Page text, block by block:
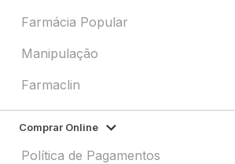
Farmácia Popular
Manipulação
Farmaclin
Comprar Online
Política de Pagamentos